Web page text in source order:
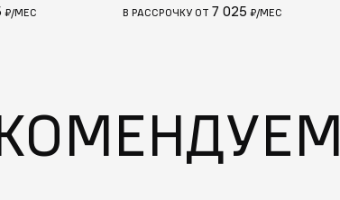
₽/МЕС В РАССРОЧКУ ОТ 7 025 ₽/МЕС